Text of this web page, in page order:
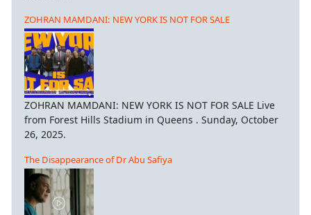
ZOHRAN MAMDANI: NEW YORK IS NOT FOR SALE
ZOHRAN MAMDANI: NEW YORK IS NOT FOR SALE Live
from Forest Hills Stadium in Queens . Sunday, October
26, 2025.
The Disappearance of Dr Abu Safiya